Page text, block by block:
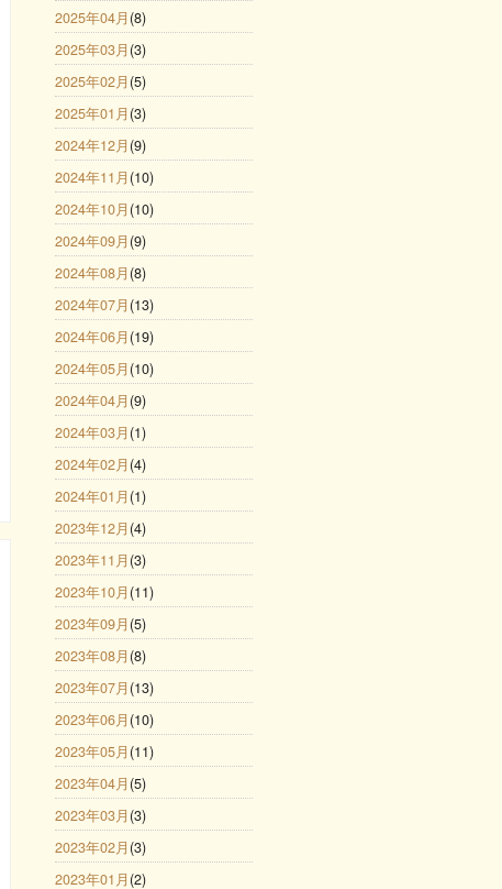
2025年04月 (8)
2025年03月 (3)
2025年02月 (5)
2025年01月 (3)
2024年12月 (9)
2024年11月 (10)
2024年10月 (10)
2024年09月 (9)
2024年08月 (8)
2024年07月 (13)
2024年06月 (19)
2024年05月 (10)
2024年04月 (9)
2024年03月 (1)
2024年02月 (4)
2024年01月 (1)
2023年12月 (4)
2023年11月 (3)
2023年10月 (11)
2023年09月 (5)
2023年08月 (8)
2023年07月 (13)
2023年06月 (10)
2023年05月 (11)
2023年04月 (5)
2023年03月 (3)
2023年02月 (3)
2023年01月 (2)